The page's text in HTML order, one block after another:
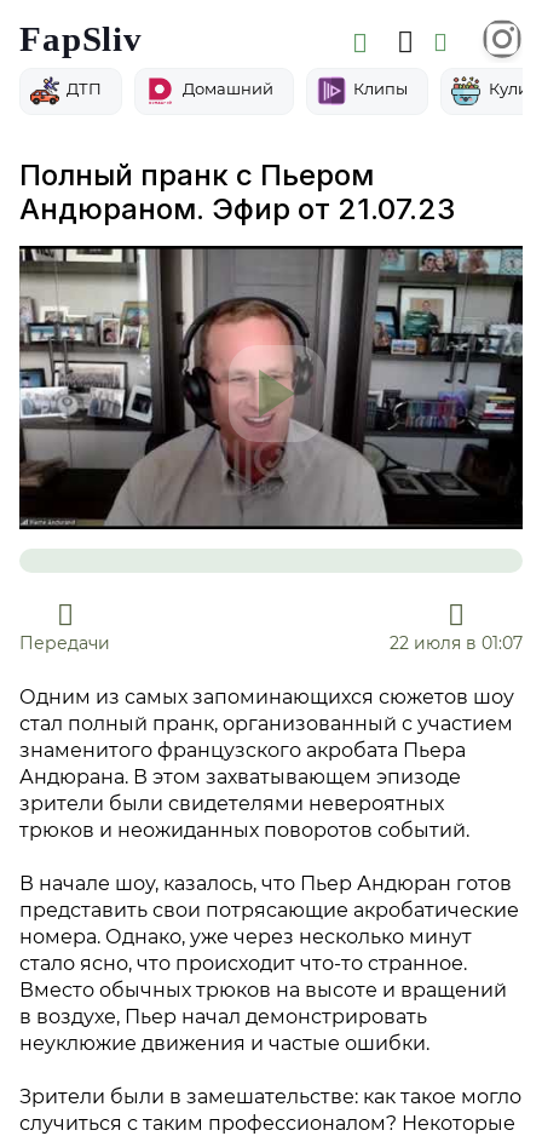
FapSliv
ДТП Домашний Клипы
Полный пранк с Пьером
Андюраном. Эфир от 21.07.23
Передачи 22 июля в 01:07
Одним из самых запоминающихся сюжетов шоу
стал полный пранк, организованный с участием
знаменитого французского акробата Пьера
Андюрана. В этом захватывающем эпизоде
зрители были свидетелями невероятных
трюков и неожиданных поворотов событий.
В начале шоу, казалось, что Пьер Андюран готов
представить свои потрясающие акробатические
номера. Однако, уже через несколько минут
стало ясно, что происходит что-то странное.
Вместо обычных трюков на высоте и вращений
в воздухе, Пьер начал демонстрировать
неуклюжие движения и частые ошибки.
Зрители были в замешательстве: как такое могло
случиться с таким профессионалом? Некоторые